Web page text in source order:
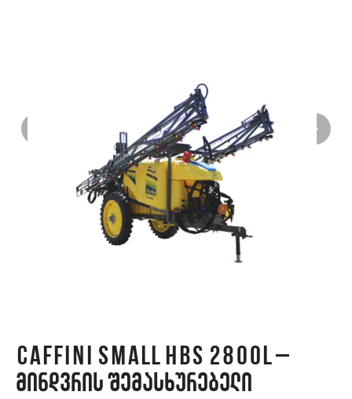
CAFFINI SMALL HBS 2800L –
მინდვრის შემასხურებელი